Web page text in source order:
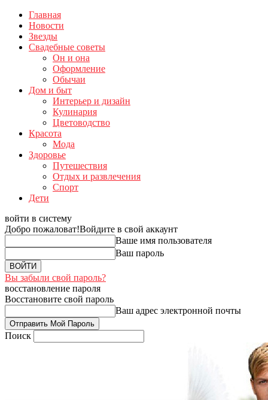
Главная
Новости
Звезды
Свадебные советы
Он и она
Оформление
Обычаи
Дом и быт
Интерьер и дизайн
Кулинария
Цветоводство
Красота
Мода
Здоровье
Путешествия
Отдых и развлечения
Спорт
Дети
войти в систему
Добро пожаловат!Войдите в свой аккаунт
Ваше имя пользователя
Ваш пароль
Вы забыли свой пароль?
восстановление пароля
Восстановите свой пароль
Ваш адрес электронной почты
Поиск